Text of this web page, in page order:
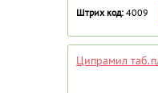
Штрих код: 4009
Ципрамил